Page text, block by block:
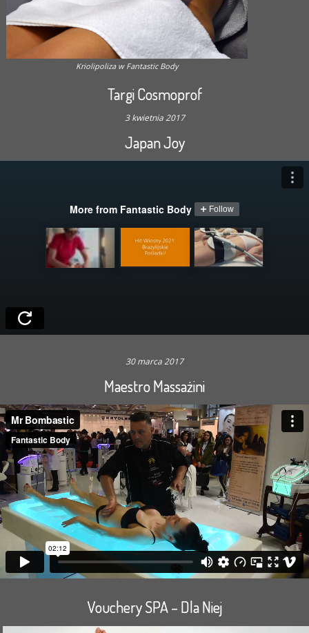
Kriolipoliza w Fantastic Body
Targi Cosmoprof
3 kwietnia 2017
Japan Joy
30 marca 2017
Maestro Massażini
Vouchery SPA – Dla Niej